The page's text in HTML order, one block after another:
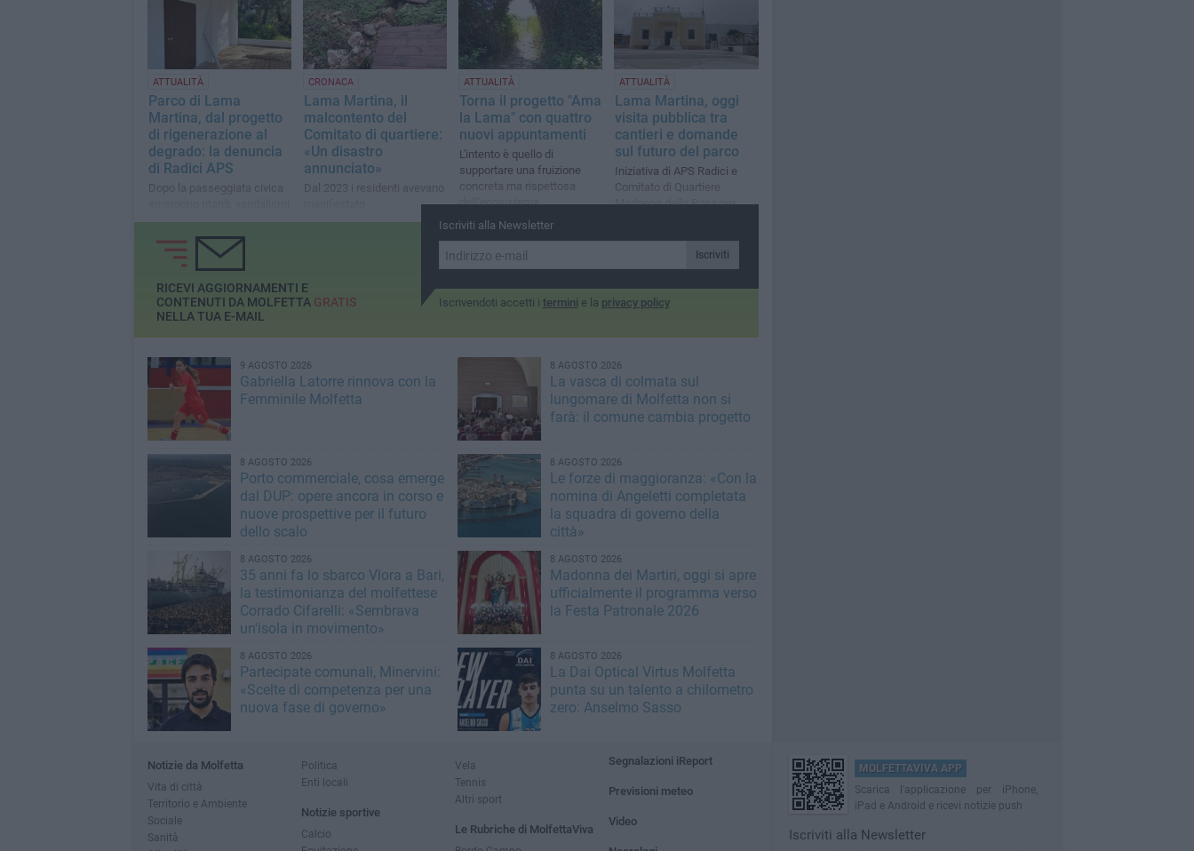
sull’accessibilità degli spazi
ATTUALITÀ
Parco di Lama
Martina, dal progetto
di rigenerazione al
degrado: la denuncia
di Radici APS
Dopo la passeggiata civica
e dubbi sulla gestione dei
fondi PNRR: «Così si rischia
l’ennesima incompiuta»
CRONACA
Lama Martina, il
malcontento del
Comitato di quartiere:
«Un disastro
annunciato»
Dal 2023 i residenti avevano
preoccupazione per il
ATTUALITÀ
Torna il progetto "Ama
la Lama" con quattro
nuovi appuntamenti
L'intento è quello di
supportare una fruizione
concreta ma rispettosa
dell’ecosistema
ATTUALITÀ
Lama Martina, oggi
visita pubblica tra
cantieri e domande
sul futuro del parco
Iniziativa di APS Radici e
Comitato di Quartiere
Madonna della Rosa per
Iscriviti alla Newsletter
Iscriviti
Iscrivendoti accetti i termini e la privacy policy
RICEVI AGGIORNAMENTI E
CONTENUTI DA MOLFETTA GRATIS
NELLA TUA E-MAIL
9 AGOSTO 2026
Gabriella Latorre rinnova con la
Femminile Molfetta
8 AGOSTO 2026
La vasca di colmata sul
lungomare di Molfetta non si
farà: il comune cambia progetto
8 AGOSTO 2026
Porto commerciale, cosa emerge
dal DUP: opere ancora in corso e
nuove prospettive per il futuro
dello scalo
8 AGOSTO 2026
Le forze di maggioranza: «Con la
nomina di Angeletti completata
la squadra di governo della
città»
8 AGOSTO 2026
35 anni fa lo sbarco Vlora a Bari,
la testimonianza del molfettese
Corrado Cifarelli: «Sembrava
un'isola in movimento»
8 AGOSTO 2026
Madonna dei Martiri, oggi si apre
ufficialmente il programma verso
la Festa Patronale 2026
8 AGOSTO 2026
Partecipate comunali, Minervini:
«Scelte di competenza per una
nuova fase di governo»
8 AGOSTO 2026
La Dai Optical Virtus Molfetta
punta su un talento a chilometro
zero: Anselmo Sasso
Notizie da Molfetta
Vita di città
Territorio e Ambiente
Sociale
Sanità
Politica
Enti locali
Notizie sportive
Calcio
Vela
Tennis
Altri sport
Le Rubriche di MolfettaViva
Segnalazioni iReport
Previsioni meteo
Video
MOLFETTAVIVA APP
Scarica l'applicazione per iPhone,
iPad e Android e ricevi notizie push
Iscriviti alla Newsletter